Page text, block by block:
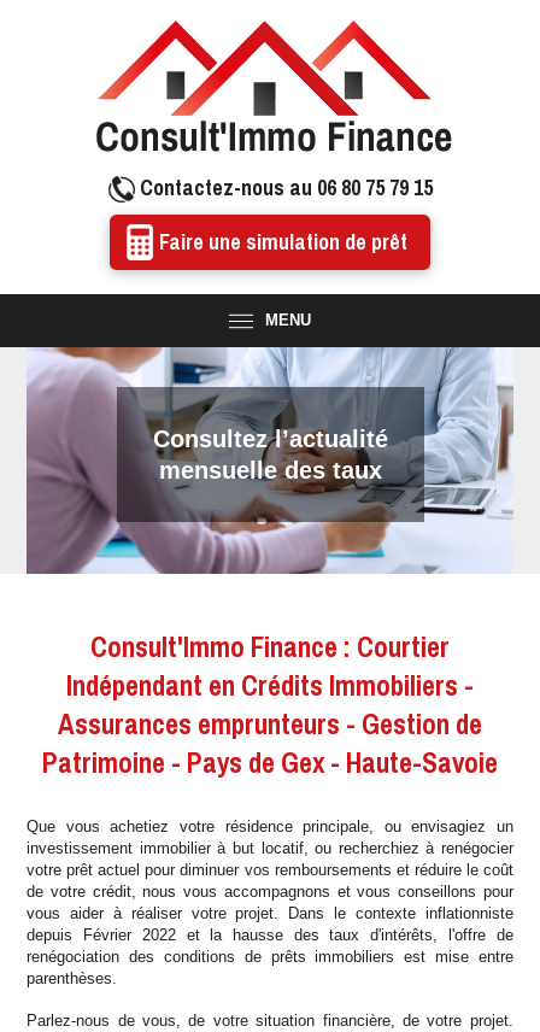
Contactez-nous au 06 80 75 79 15
Faire une simulation de prêt
MENU
Consultez l’actualité
mensuelle des taux
Consult'Immo Finance : Courtier
Indépendant en Crédits Immobiliers -
Assurances emprunteurs - Gestion de
Patrimoine - Pays de Gex - Haute-Savoie
Que vous achetiez votre résidence principale, ou envisagiez un
investissement immobilier à but locatif, ou recherchiez à renégocier
votre prêt actuel pour diminuer vos remboursements et réduire le coût
de votre crédit, nous vous accompagnons et vous conseillons pour
vous aider à réaliser votre projet. Dans le contexte inflationniste
depuis Février 2022 et la hausse des taux d'intérêts, l'offre de
renégociation des conditions de prêts immobiliers est mise entre
parenthèses.
Parlez-nous de vous, de votre situation financière, de votre projet.